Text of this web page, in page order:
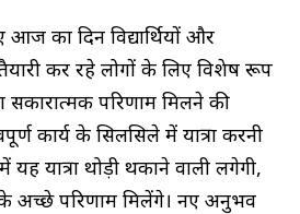
आज का दिन विद्यार्थियों और
तैयारी कर रहे लोगों के लिए विशेष रूप
परिणाम मिलने की
कार्य के सिलसिले में यात्रा करनी
यात्रा थोड़ी थकाने वाली लगेगी,
परिणाम मिलेंगे। नए अनुभव